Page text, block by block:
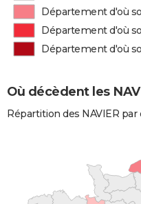
Département d'où
Département d'où
Département d'où
Où décèdent les
Répartition des NAVIER